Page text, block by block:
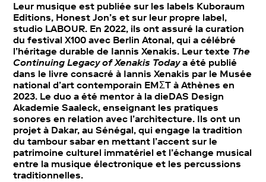
Leur musique est publiée sur les labels Kuboraum
Editions, Honest Jon’s et sur leur propre label,
studio LABOUR. En 2022, ils ont assuré la curation
du festival X100 avec Berlin Atonal, qui a célébré
l’héritage durable de Iannis Xenakis. Leur texte The
Continuing Legacy of Xenakis Todaya été publié
dans le livre consacré à Iannis Xenakis par le Musée
national d’art contemporain EMΣT à Athènes en
2023. Le duo a été mentor à la dieDAS Design
Akademie Saaleck, enseignant les pratiques
sonores en relation avec l’architecture. Ils ont un
projet à Dakar, au Sénégal, qui engage la tradition
du tambour sabar en mettant l’accent sur le
patrimoine culturel immatériel et l’échange musical
entre la musique électronique et les percussions
traditionnelles.